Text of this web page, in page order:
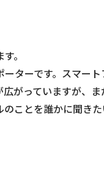
。
ターです。スマー
がっていますが、
ことを誰かに聞き